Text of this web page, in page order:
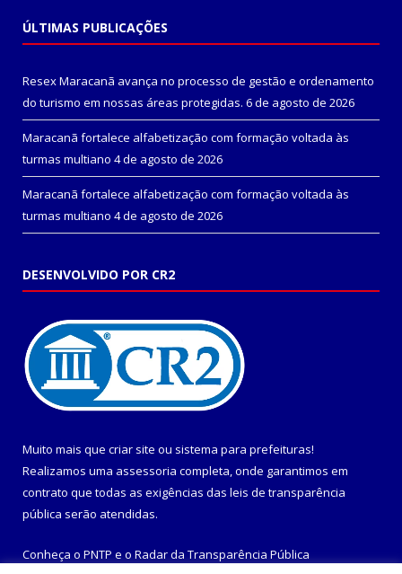
ÚLTIMAS PUBLICAÇÕES
Resex Maracanã avança no processo de gestão e ordenamento
do turismo em nossas áreas protegidas. 6 de agosto de 2026
Maracanã fortalece alfabetização com formação voltada às
turmas multiano 4 de agosto de 2026
Maracanã fortalece alfabetização com formação voltada às
turmas multiano 4 de agosto de 2026
DESENVOLVIDO POR CR2
Muito mais que criar site ou sistema para prefeituras!
Realizamos uma assessoria completa, onde garantimos em
contrato que todas as exigências das leis de transparência
pública serão atendidas.
Conheça o PNTP e o Radar da Transparência Pública